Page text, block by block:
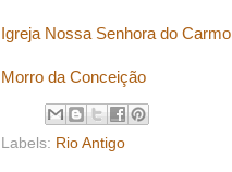
Igreja Nossa Senhora do
Morro da Conceição
Labels: Rio Antigo